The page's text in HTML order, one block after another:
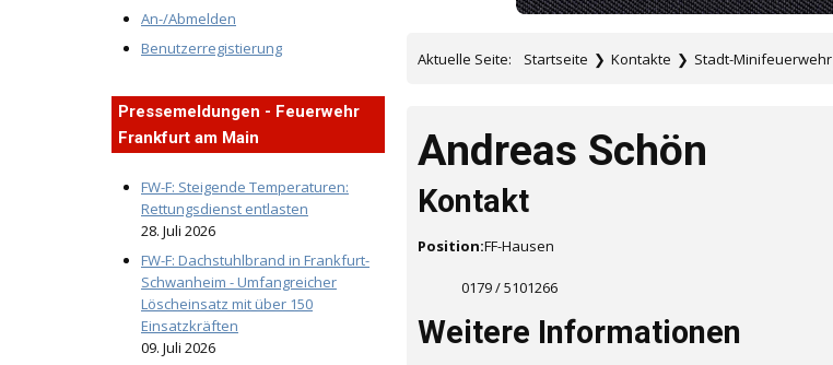
An-/Abmelden
Benutzerregistierung
Pressemeldungen - Feuerwehr
Frankfurt am Main
FW-F: Steigende Temperaturen:
Rettungsdienst entlasten
28. Juli 2026
FW-F: Dachstuhlbrand in Frankfurt-
Schwanheim - Umfangreicher
Löscheinsatz mit über 150
Einsatzkräften
09. Juli 2026
Aktuelle Seite: Startseite ❯ Kontakte ❯ Stadt-Minifeuerwehr
Andreas Schön
Kontakt
Position:FF-Hausen
0179 / 5101266
Weitere Informationen